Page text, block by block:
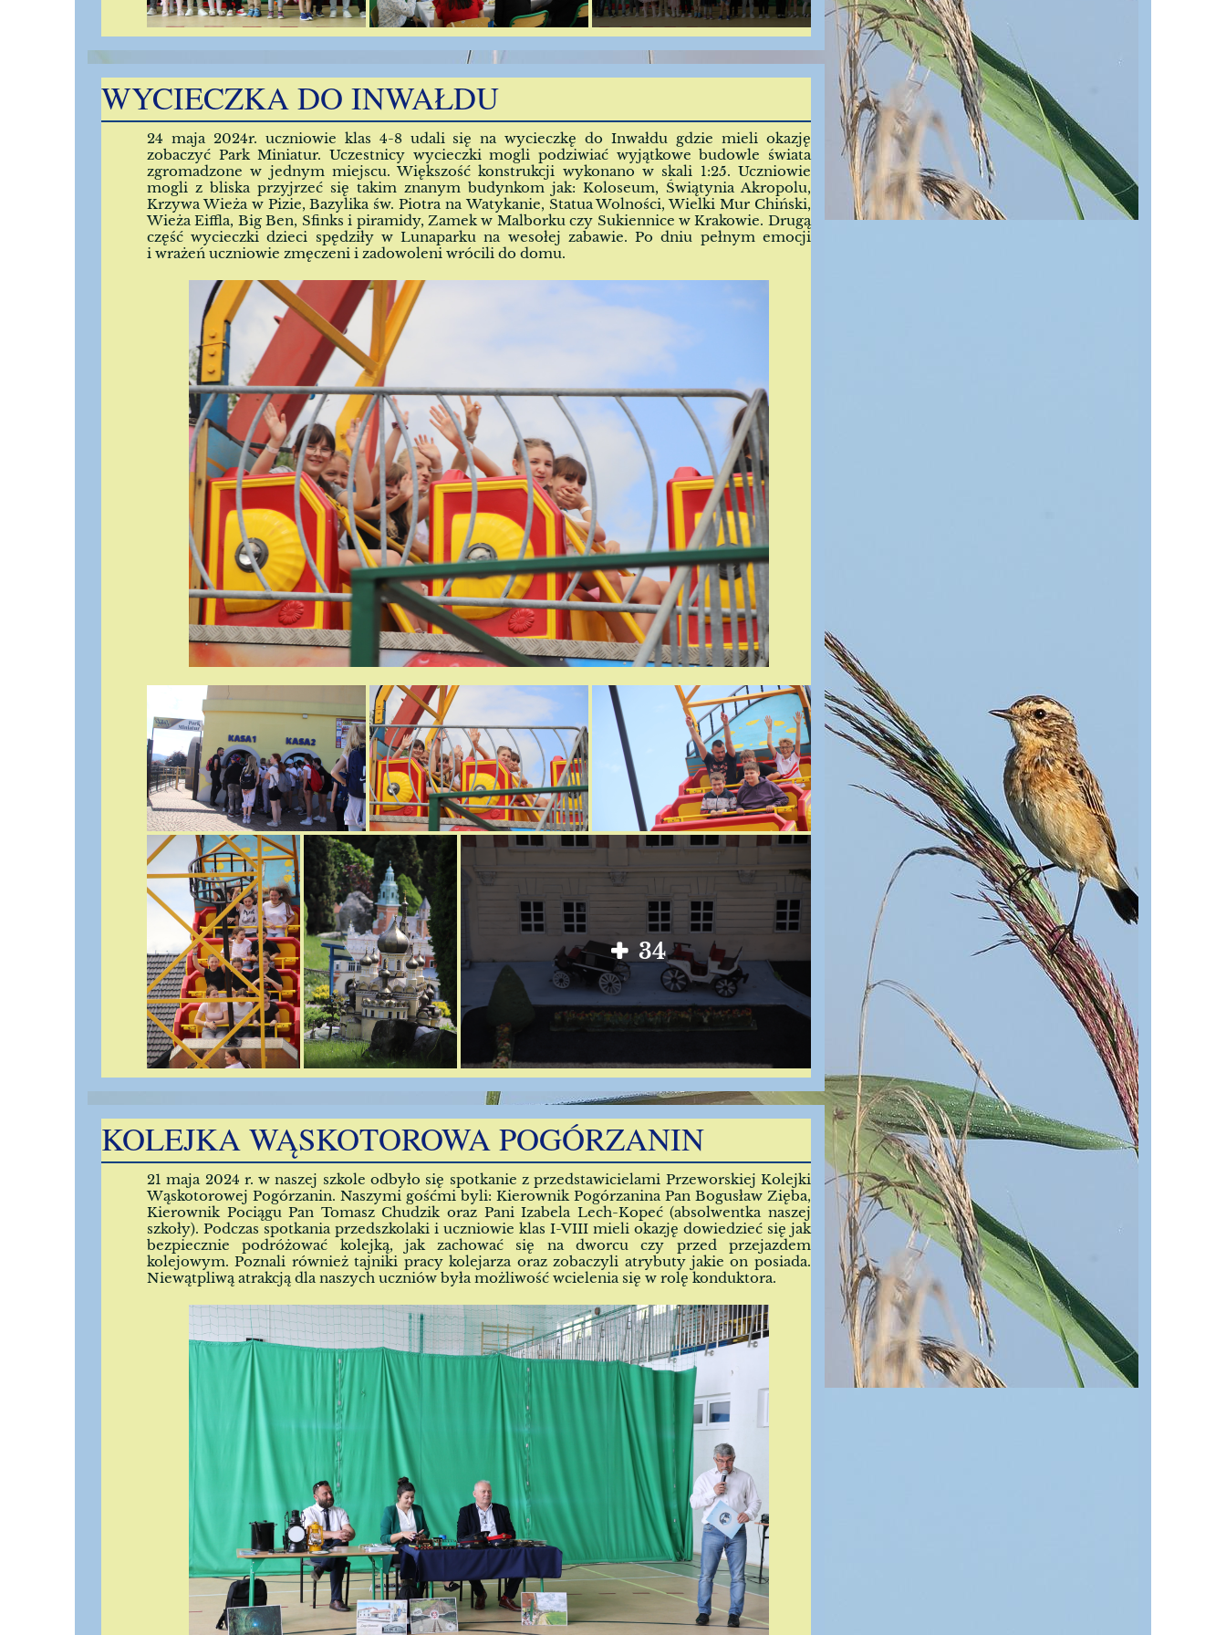
WYCIECZKA DO INWAŁDU
24 maja 2024r. uczniowie klas 4-8 udali się na wycieczkę do Inwałdu gdzie mieli okazję
zobaczyć Park Miniatur. Uczestnicy wycieczki mogli podziwiać wyjątkowe budowle świata
zgromadzone w jednym miejscu. Większość konstrukcji wykonano w skali 1:25. Uczniowie
mogli z bliska przyjrzeć się takim znanym budynkom jak: Koloseum, Świątynia Akropolu,
Krzywa Wieża w Pizie, Bazylika św. Piotra na Watykanie, Statua Wolności, Wielki Mur Chiński,
Wieża Eiffla, Big Ben, Sfinks i piramidy, Zamek w Malborku czy Sukiennice w Krakowie. Drugą
część wycieczki dzieci spędziły w Lunaparku na wesołej zabawie. Po dniu pełnym emocji
i wrażeń uczniowie zmęczeni i zadowoleni wrócili do domu.
34
KOLEJKA WĄSKOTOROWA POGÓRZANIN
21 maja 2024 r. w naszej szkole odbyło się spotkanie z przedstawicielami Przeworskiej Kolejki
Wąskotorowej Pogórzanin. Naszymi gośćmi byli: Kierownik Pogórzanina Pan Bogusław Zięba,
Kierownik Pociągu Pan Tomasz Chudzik oraz Pani Izabela Lech-Kopeć (absolwentka naszej
szkoły). Podczas spotkania przedszkolaki i uczniowie klas I-VIII mieli okazję dowiedzieć się jak
bezpiecznie podróżować kolejką, jak zachować się na dworcu czy przed przejazdem
kolejowym. Poznali również tajniki pracy kolejarza oraz zobaczyli atrybuty jakie on posiada.
Niewątpliwą atrakcją dla naszych uczniów była możliwość wcielenia się w rolę konduktora.